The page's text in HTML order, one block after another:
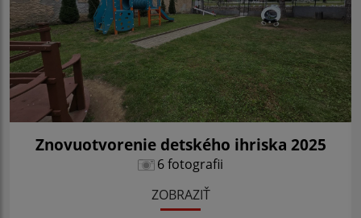
Znovuotvorenie detského ihriska 2025
6 fotografii
ZOBRAZIŤ